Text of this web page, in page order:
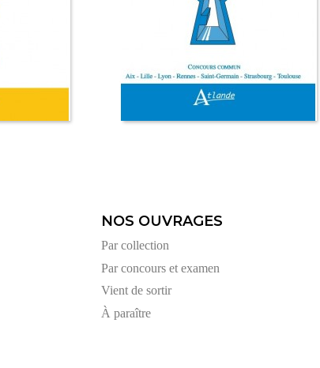
NOS OUVRAGES
Par collection
Par concours et examen
Vient de sortir
À paraître